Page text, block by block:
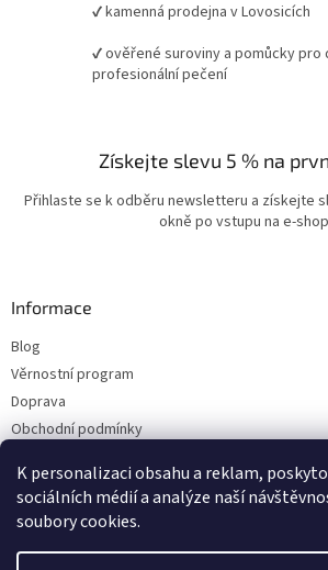
K personalizaci obsahu a reklam,
sociálních médií a analýze naší
soubory cookies.
✔ kamenná prodejna v Lovosicích
✔ ověřené suroviny a pomůcky pro
profesionální pečení
Získejte slevu 5 % na
Přihlaste se k odběru newsletteru a získejte
okně po vstupu na e-
Informace
Blog
Věrnostní program
Doprava
Obchodní podmínky
Kontakty